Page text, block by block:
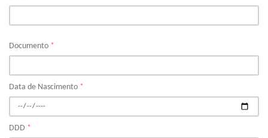
Documento *
Data de Nascimento *
DDD *